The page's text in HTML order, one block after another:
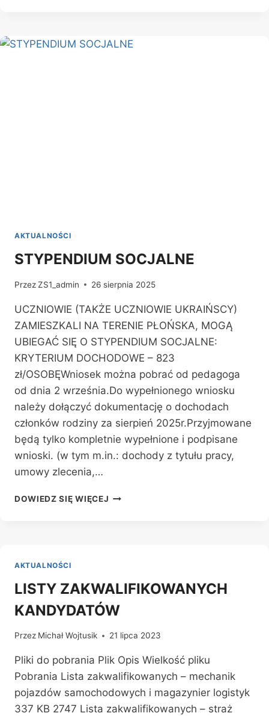
AKTUALNOŚCI
STYPENDIUM SOCJALNE
PrzezZS1_admin 26 sierpnia 2025
UCZNIOWIE (TAKŻE UCZNIOWIE UKRAIŃSCY)
ZAMIESZKALI NA TERENIE PŁOŃSKA, MOGĄ
UBIEGAĆ SIĘ O STYPENDIUM SOCJALNE:
KRYTERIUM DOCHODOWE – 823
zł/OSOBĘWniosek można pobrać od pedagoga
od dnia 2 września.Do wypełnionego wniosku
należy dołączyć dokumentację o dochodach
członków rodziny za sierpień 2025r.Przyjmowane
będą tylko kompletnie wypełnione i podpisane
wnioski. (w tym m.in.: dochody z tytułu pracy,
umowy zlecenia,…
DOWIEDZ SIĘ WIĘCEJ STYPENDIUM
AKTUALNOŚCI
LISTY ZAKWALIFIKOWANYCH
KANDYDATÓW
Przez Michał Wojtusik 21 lipca 2023
Pliki do pobrania Plik Opis Wielkość pliku
Pobrania Lista zakwalifikowanych – mechanik
pojazdów samochodowych i magazynier logistyk
337 KB 2747 Lista zakwalifikowanych – straż